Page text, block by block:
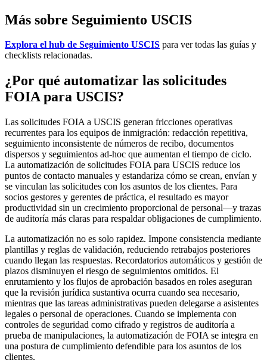
Más sobre Seguimiento USCIS
Explora el hub de Seguimiento USCIS para ver todas las guías y
checklists relacionadas.
¿Por qué automatizar las solicitudes
FOIA para USCIS?
Las solicitudes FOIA a USCIS generan fricciones operativas
recurrentes para los equipos de inmigración: redacción repetitiva,
seguimiento inconsistente de números de recibo, documentos
dispersos y seguimientos ad-hoc que aumentan el tiempo de ciclo.
La automatización de solicitudes FOIA para USCIS reduce los
puntos de contacto manuales y estandariza cómo se crean, envían y
se vinculan las solicitudes con los asuntos de los clientes. Para
socios gestores y gerentes de práctica, el resultado es mayor
productividad sin un crecimiento proporcional de personal—y trazas
de auditoría más claras para respaldar obligaciones de cumplimiento.
La automatización no es solo rapidez. Impone consistencia mediante
plantillas y reglas de validación, reduciendo retrabajos posteriores
cuando llegan las respuestas. Recordatorios automáticos y gestión de
plazos disminuyen el riesgo de seguimientos omitidos. El
enrutamiento y los flujos de aprobación basados en roles aseguran
que la revisión jurídica sustantiva ocurra cuando sea necesario,
mientras que las tareas administrativas pueden delegarse a asistentes
legales o personal de operaciones. Cuando se implementa con
controles de seguridad como cifrado y registros de auditoría a
prueba de manipulaciones, la automatización de FOIA se integra en
una postura de cumplimiento defendible para los asuntos de los
clientes.